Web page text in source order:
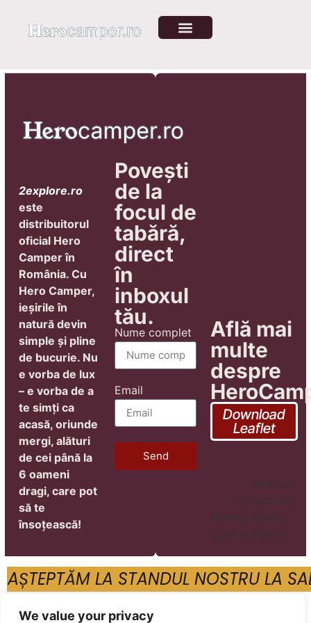
We value your privacy
2explore.ro
este
distribuitorul
oficial Hero
Camper în
România. Cu
Hero Camper,
ieșirile în
natură devin
simple și pline
de bucurie. Nu
e vorba de lux
– e vorba de a
te simți ca
acasă, oriunde
mergi, alături
de cei până la
6 oameni
dragi, care pot
să te
însoțească!
Povești
de la
focul de
tabără,
direct
în
inboxul
tău.
Nume complet
Email
Send
Află mai
multe
despre
Download
Leaflet
Terms &
Conditions
Privacy Policy
Cookie Policy
AȘTEPTĂM LA STANDUL NOSTRU LA